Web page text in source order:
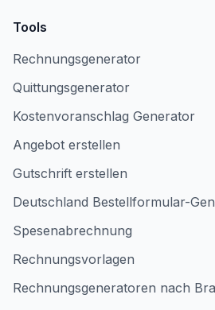
Tools
Rechnungsgenerator
Quittungsgenerator
Kostenvoranschlag Generator
Angebot erstellen
Gutschrift erstellen
Deutschland Bestellformular-
Spesenabrechnung
Rechnungsvorlagen
Rechnungsgeneratoren nach